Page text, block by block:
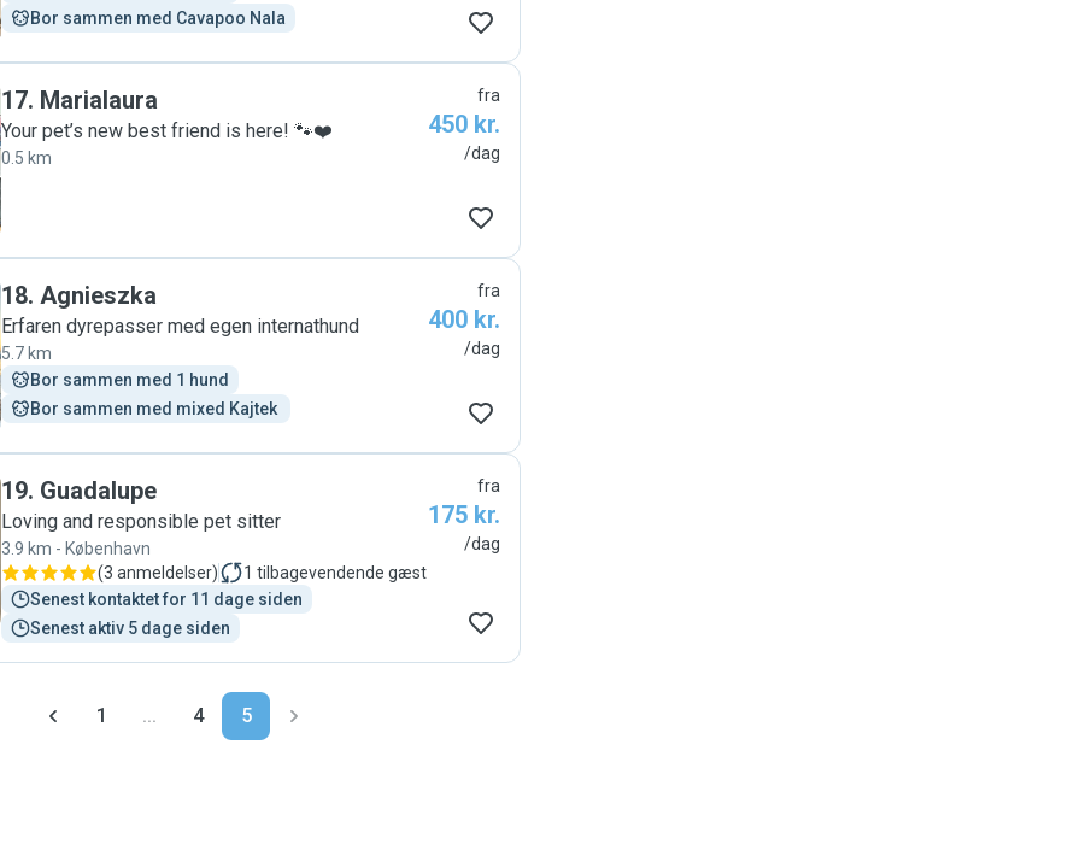
Bor sammen med Cavapoo Nala
17. Marialaura
Your pet’s new best friend is here! 🐾❤️
0.5 km
fra
450 kr.
/dag
18. Agnieszka
Erfaren dyrepasser med egen internathund
5.7 km
Bor sammen med 1 hund
Bor sammen med mixed Kajtek
fra
400 kr.
/dag
19. Guadalupe
Loving and responsible pet sitter
3.9 km - København
(3 anmeldelser) 1 tilbagevendende gæst
Senest kontaktet for 11 dage siden
Senest aktiv 5 dage siden
fra
175 kr.
/dag
1 ... 4 5